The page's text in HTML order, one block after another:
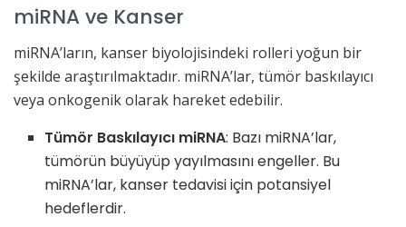
miRNA ve Kanser
miRNA’ların, kanser biyolojisindeki rolleri yoğun bir
şekilde araştırılmaktadır. miRNA’lar, tümör baskılayıcı
veya onkogenik olarak hareket edebilir.
Tümör Baskılayıcı miRNA: Bazı miRNA’lar,
tümörün büyüyüp yayılmasını engeller. Bu
miRNA’lar, kanser tedavisi için potansiyel
hedeflerdir.